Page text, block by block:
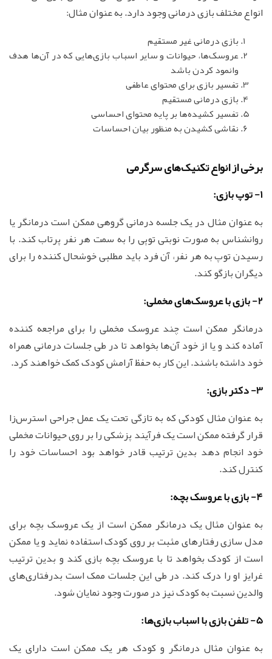
انواع مختلف بازی درمانی وجود دارد. به عنوان مثال:
بازی درمانی غیر مستقیم
عروسک‌ها، حیوانات و سایر اسباب بازی‌هایی که در آن‌ها هدف
وانمود کردن باشد
تفسیر بازی برای محتوای عاطفی
بازی درمانی مستقیم
تفسیر کشیده‌ها بر پایه محتوای احساسی
نقاشی کشیدن به منظور بیان احساسات
برخی از انواع تکنیک‌های سرگرمی
1- توپ بازی:
به عنوان مثال در یک جلسه درمانی گروهی ممکن است درمانگر یا
روانشناس به صورت نوبتی توپی را به سمت هر نفر پرتاب کند. با
رسیدن توپ به هر نفر، آن فرد باید مطلبی خوشحال کننده را برای
دیگران بازگو کند.
2- بازی با عروسک‌های مخملی:
درمانگر ممکن است چند عروسک مخملی را برای مراجعه کننده
آماده کند و یا از خود آن‌ها بخواهد تا در طی جلسات درمانی همراه
خود داشته باشند. این کار به حفظ آرامش کودک کمک خواهند کرد.
3- دکتر بازی:
به عنوان مثال کودکی که به تازگی تحت یک عمل جراحی استرس‌زا
قرار گرفته ممکن است یک فرآیند پزشکی را بر روی حیوانات مخملی
خود انجام دهد بدین ترتیب قادر خواهد بود احساسات خود را
کنترل کند.
4- بازی با عروسک بچه:
به عنوان مثال یک درمانگر ممکن است از یک عروسک بچه برای
مدل سازی رفتارهای مثبت بر روی کودک استفاده نماید و یا ممکن
است از کودک بخواهد تا با عروسک بچه بازی کند و بدین ترتیب
غرایز او را درک کند. در طی این جلسات ممک است بدرفتاری‌های
والدین نسبت به کودک نیز در صورت وجود نمایان شود.
5- تلفن بازی با اسباب بازی‌ها:
به عنوان مثال درمانگر و کودک هر یک ممکن است دارای یک